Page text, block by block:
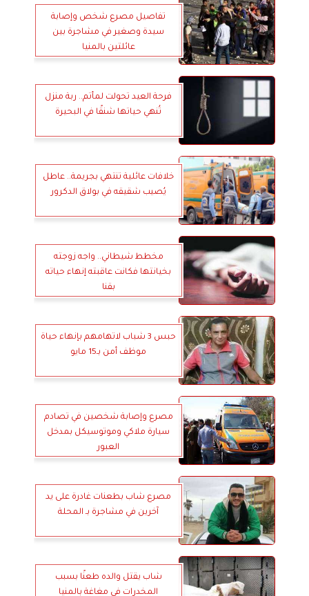
تفاصيل مصرع شخص وإصابة
سيدة وصغير في مشاجرة بين
عائلتين بالمنيا
فرحة العيد تحولت لمأتم.. ربة منزل
تُنهي حياتها شنقًا في البحيرة
خلافات عائلية تنتهي بجريمة.. عاطل
يُصيب شقيقه في بولاق الدكرور
مخطط شيطاني.. واجه زوجته
بخيانتها فكانت عاقبته إنهاء حياته
بقنا
حبس 3 شباب لاتهامهم بإنهاء حياة
موظف أمن بـ15 مايو
مصرع وإصابة شخصين في تصادم
سيارة ملاكي وموتوسيكل بمدخل
العبور
مصرع شاب بطعنات غادرة على يد
آخرين في مشاجرة بـ المحلة
شاب يقتل والده طعنًا بسبب
المخدرات في مغاغة بالمنيا